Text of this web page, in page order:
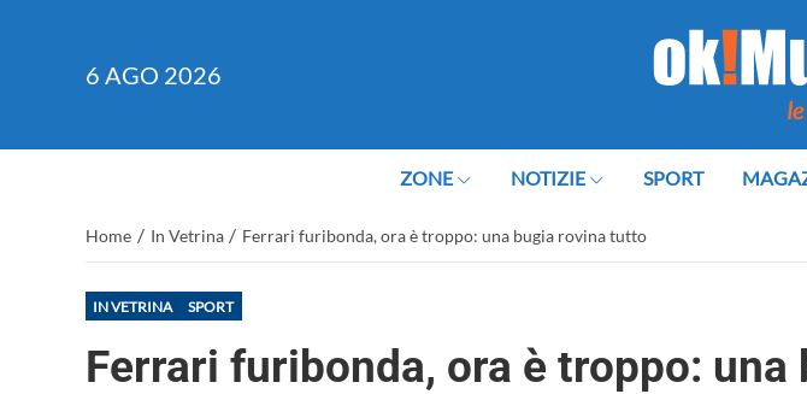
6 AGO 2026
ZONE NOTIZIE SPORT
Home / In Vetrina / Ferrari furibonda, ora è troppo: una bugia rovina tutto
IN VETRINA SPORT
Ferrari furibonda, ora è troppo: una